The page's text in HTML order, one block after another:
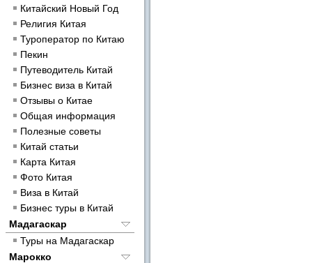
Китайский Новый Год
Религия Китая
Туроператор по Китаю
Пекин
Путеводитель Китай
Бизнес виза в Китай
Отзывы о Китае
Общая информация
Полезные советы
Китай статьи
Карта Китая
Фото Китая
Виза в Китай
Бизнес туры в Китай
Мадагаскар
Туры на Мадагаскар
Марокко